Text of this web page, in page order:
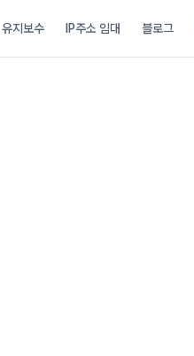
유지보수 IP주소 임대 블로그